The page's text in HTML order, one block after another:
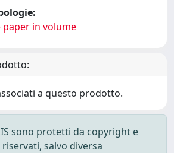
paper in volume
a questo prodotto.
sono protetti da copyright e
salvo diversa